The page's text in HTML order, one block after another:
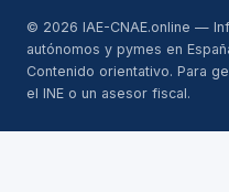
© 2026 IAE-CNAE.online —
autónomos y pymes en
Contenido orientativo. Para
el INE o un asesor fiscal.